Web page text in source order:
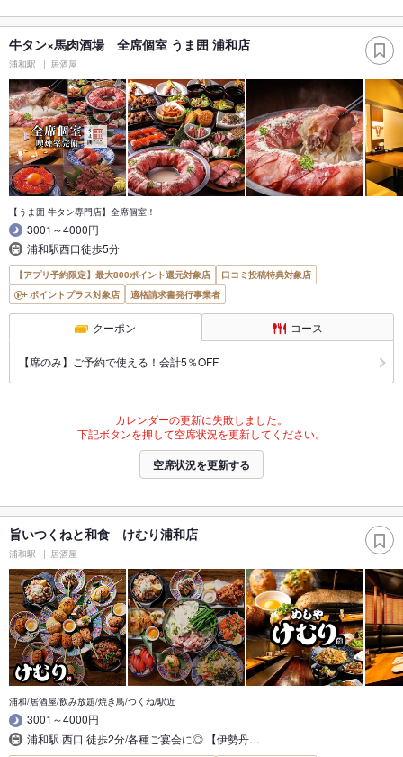
牛タン×馬肉酒場 全席個室 うま囲 浦和店
浦和駅 居酒屋
【うま囲 牛タン専門店】全席個室！
3001～4000円
浦和駅西口徒歩5分
【アプリ予約限定】最大800ポイント還元対象店
口コミ投稿特典対象店
ポイントプラス対象店
適格請求書発行事業者
クーポン コース
【席のみ】ご予約で使える！会計5％OFF
カレンダーの更新に失敗しました。
下記ボタンを押して空席状況を更新してください。
空席状況を更新する
旨いつくねと和食 けむり浦和店
浦和駅 居酒屋
浦和/居酒屋/飲み放題/焼き鳥/つくね/駅近
3001～4000円
浦和駅 西口 徒歩2分/各種ご宴会に◎ 【伊勢丹…